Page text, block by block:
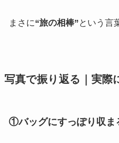
まさに“旅の相棒” という言
写真で振り返る｜実際
①バッグにすっぽり収ま